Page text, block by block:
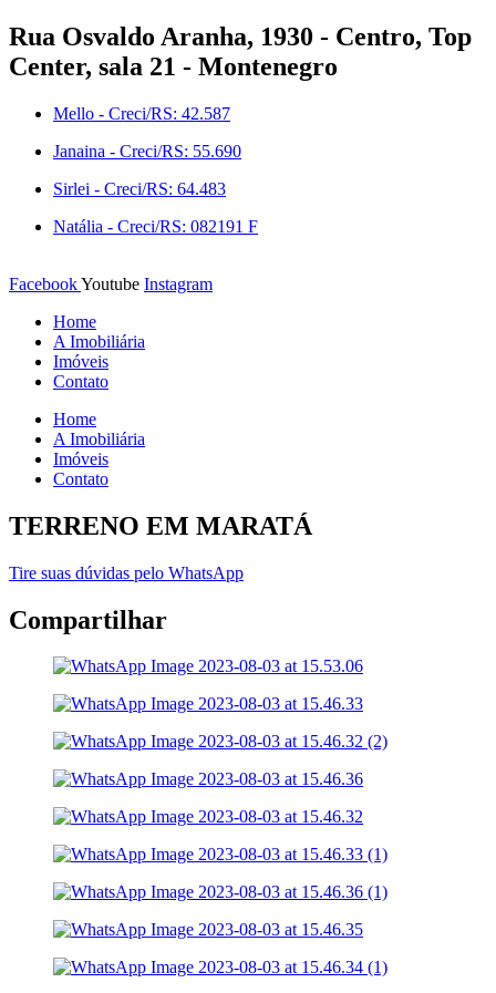
Ir
para
o
Rua Osvaldo Aranha, 1930 - Centro, Top
Center, sala 21 - Montenegro
Mello - Creci/RS: 42.587
Janaina - Creci/RS: 55.690
Sirlei - Creci/RS: 64.483
Natália - Creci/RS: 082191 F
FacebookYoutube Instagram
Home
A Imobiliária
Imóveis
Contato
Home
A Imobiliária
Imóveis
Contato
TERRENO EM MARATÁ
Tire suas dúvidas pelo WhatsApp
Compartilhar